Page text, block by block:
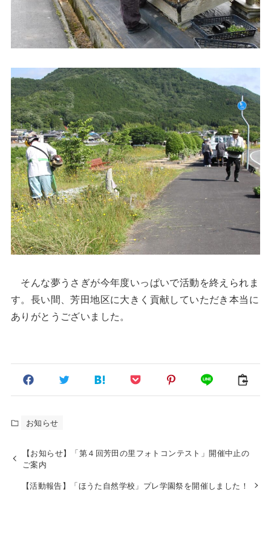
そんな夢うさぎが今年度いっぱいで活動を終えられま
す。長い間、芳田地区に大きく貢献していただき本当に
ありがとうございました。
お知らせ
【お知らせ】「第４回芳田の里フォトコンテスト」開催中止の
ご案内
【活動報告】「ほうた自然学校」プレ学園祭を開催しました！